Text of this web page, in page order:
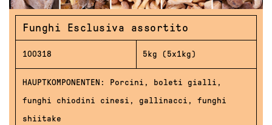
Funghi Esclusiva assortito
100318 5kg (5x1kg)
HAUPTKOMPONENTEN: Porcini, boleti gialli,
funghi chiodini cinesi, gallinacci, funghi
shiitake